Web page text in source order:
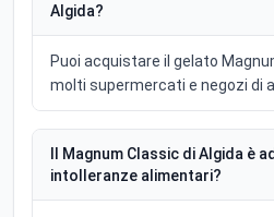
Algida?
Puoi acquistare il gelato
molti supermercati e negozi di
Il Magnum Classic di Algida è
intolleranze alimentari?